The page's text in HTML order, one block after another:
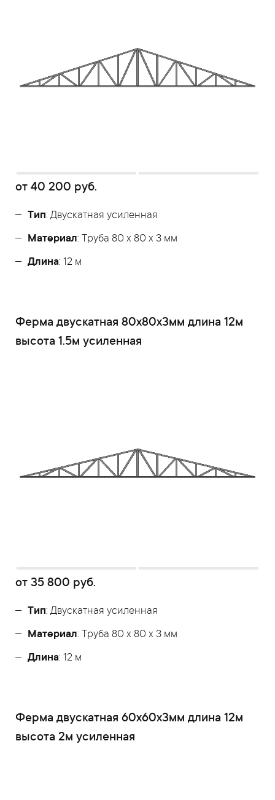
от 40 200 руб.
Тип: Двускатная усиленная
Материал: Труба 80 x 80 x 3 мм
Длина: 12 м
Ферма двускатная 80x80x3мм длина 12м
высота 1.5м усиленная
от 35 800 руб.
Тип: Двускатная усиленная
Материал: Труба 80 x 80 x 3 мм
Длина: 12 м
Ферма двускатная 60x60x3мм длина 12м
высота 2м усиленная